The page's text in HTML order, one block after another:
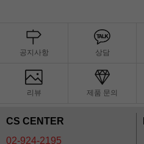
공지사항 상담
리뷰 제품 문의
CS CENTER
02-924-2195